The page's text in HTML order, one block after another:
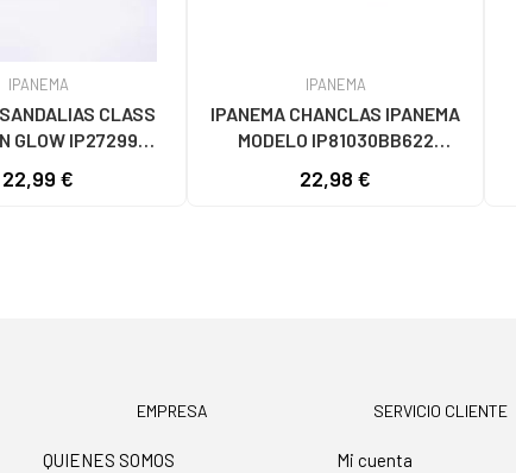
IPANEMA
CLASS
GLOW IP27299
22,99 €
IPANEMA
IPANEMA CHANCLAS IPANEMA
MODELO IP81030BB622
22,98 €
EMPRESA
QUIENES SOMOS
SERVICIO CLIENTE
Mi cuenta